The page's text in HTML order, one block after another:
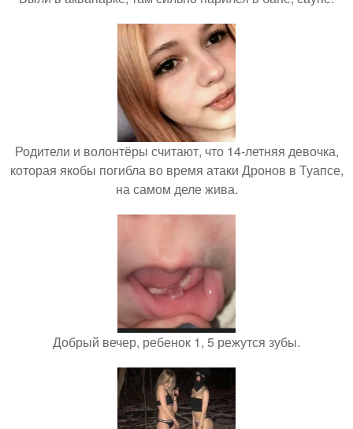
Родители и волонтёры считают, что 14-летняя девочка,
которая якобы погибла во время атаки Дронов в Туапсе,
на самом деле жива.
Добрый вечер, ребенок 1, 5 режутся зубы.